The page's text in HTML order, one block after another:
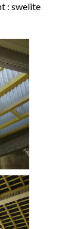
: swelite